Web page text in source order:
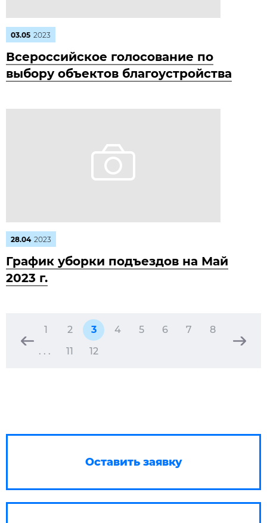
03.05 2023
Всероссийское голосование по
выбору объектов благоустройства
28.04 2023
График уборки подъездов на Май
2023 г.
1 2 3 4 5 6 7
8
. . .
11 12
Оставить заявку